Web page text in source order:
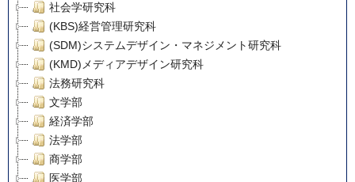
社会学研究科
(KBS)経営管理研究科
(SDM)システムデザイン・マネジメント研究科
(KMD)メディアデザイン研究科
法務研究科
文学部
経済学部
法学部
商学部
医学部